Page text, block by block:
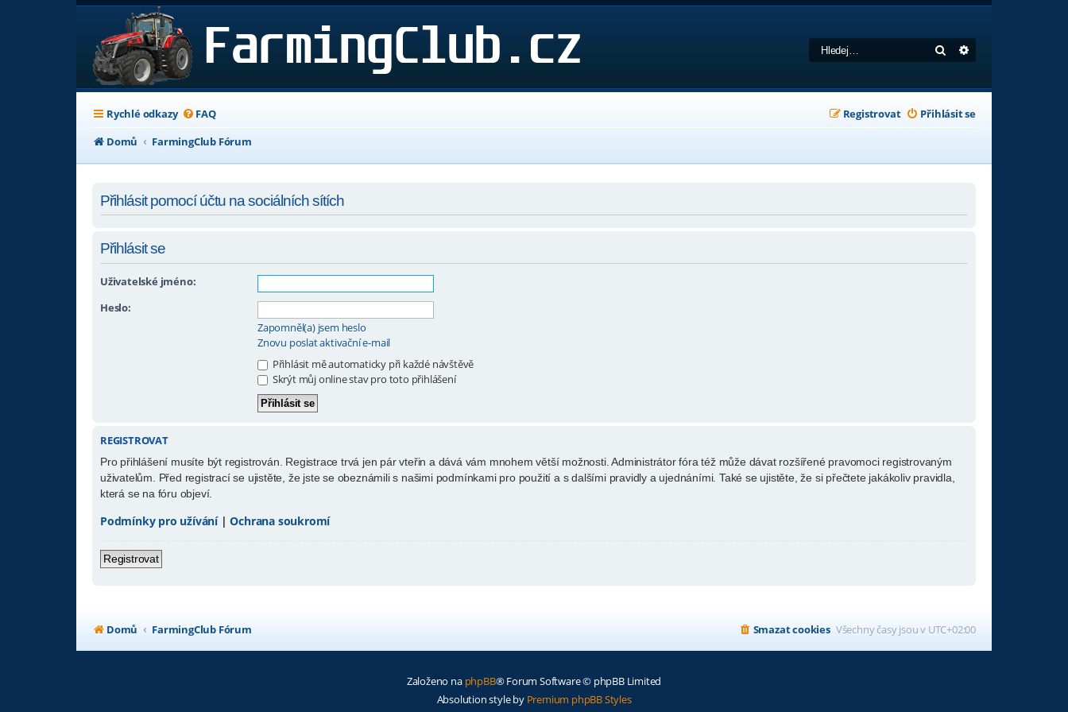
Hledat
Rychlé odkazy FAQ Přihlásit se
Registrovat
Domů
FarmingClub Fórum
Přihlásit pomocí účtu na sociálních sítích
Přihlásit se
Uživatelské jméno:
Heslo:
Zapomněl(a) jsem heslo
Znovu poslat aktivační e-mail
Přihlásit mě automaticky při každé návštěvě
Skrýt můj online stav pro toto přihlášení
REGISTROVAT
Pro přihlášení musíte být registrován. Registrace trvá jen pár vteřin a dává vám mnohem větší možnosti. Administrátor fóra též může dávat rozšířené pravomoci registrovaným
uživatelům. Před registrací se ujistěte, že jste se obeznámili s našimi podmínkami pro použití a s dalšími pravidly a ujednáními. Také se ujistěte, že si přečtete jakákoliv pravidla,
která se na fóru objeví.
Podmínky pro užívání|Ochrana soukromí
Registrovat
Domů FarmingClub Fórum Všechny časy jsou v UTC+02:00
Smazat cookies
Založeno na phpBB® Forum Software © phpBB Limited
Absolution style by Premium phpBB Styles